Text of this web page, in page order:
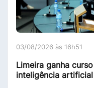
03/08/2026 às 16h51
Limeira ganha
inteligência artificial